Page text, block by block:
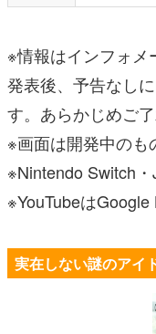
※情報はインフォメ
発表後、予告なし
す。あらかじめご了
※画面は開発中のも
※Nintendo Switch・
※YouTubeはGoogle
実在しない謎のアイ